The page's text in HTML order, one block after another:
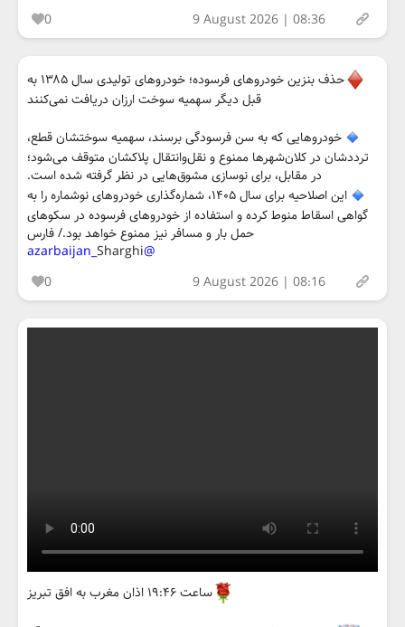
0
9 August 2026 | 08:36
حذف بنزین خودروهای فرسوده؛ خودروهای تولیدی سال ۱۳۸۵ به
قبل دیگر سهمیه سوخت ارزان دریافت نمی‌کنند
خودروهایی که به سن فرسودگی برسند، سهمیه سوختشان قطع،
ترددشان در کلان‌شهرها ممنوع و نقل‌وانتقال پلاکشان متوقف می‌شود؛
در مقابل، برای نوسازی مشوق‌هایی در نظر گرفته شده است.
این اصلاحیه برای سال ۱۴۰۵، شماره‌گذاری خودروهای نوشماره را به
گواهی اسقاط منوط کرده و استفاده از خودروهای فرسوده در سکوهای
حمل بار و مسافر نیز ممنوع خواهد بود./ فارس
@azarbaijan_
Sharghi
0
9 August 2026 | 08:16
ساعت ۱۹:۴۶ اذان مغرب به افق تبریز